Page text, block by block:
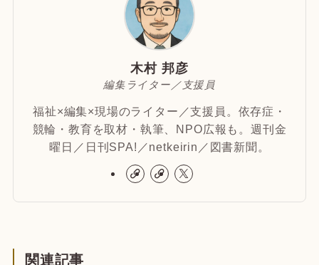
木村 邦彦
編集ライター／支援員
福祉×編集×現場のライター／支援員。依存症・
競輪・教育を取材・執筆、NPO広報も。週刊金
曜日／日刊SPA!／netkeirin／図書新聞。
関連記事